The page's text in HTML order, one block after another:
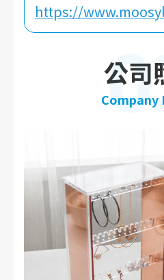
https://
公司
Company